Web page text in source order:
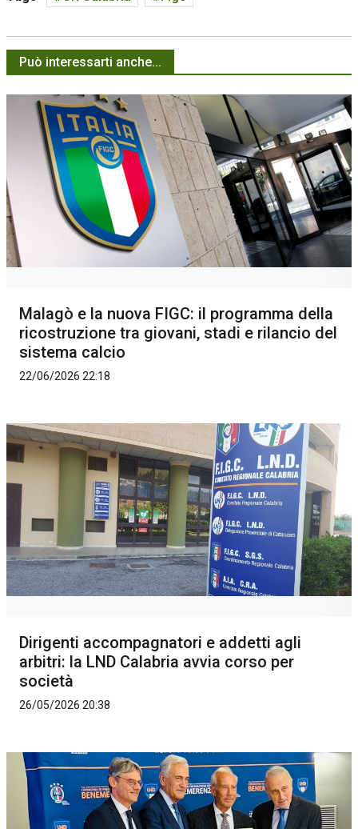
Può interessarti anche...
Malagò e la nuova FIGC: il programma della
ricostruzione tra giovani, stadi e rilancio del
sistema calcio
22/06/2026 22:18
Dirigenti accompagnatori e addetti agli
arbitri: la LND Calabria avvia corso per
società
26/05/2026 20:38